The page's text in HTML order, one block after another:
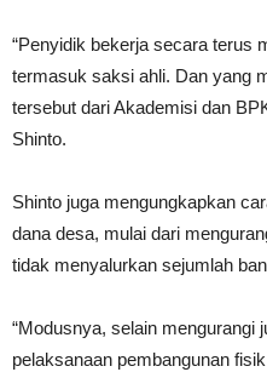
“Penyidik bekerja secara terus
termasuk saksi ahli. Dan yang
tersebut dari Akademisi dan
Shinto.
Shinto juga mengungkapkan
dana desa, mulai dari
tidak menyalurkan sejumlah
“Modusnya, selain mengurangi
pelaksanaan pembangunan